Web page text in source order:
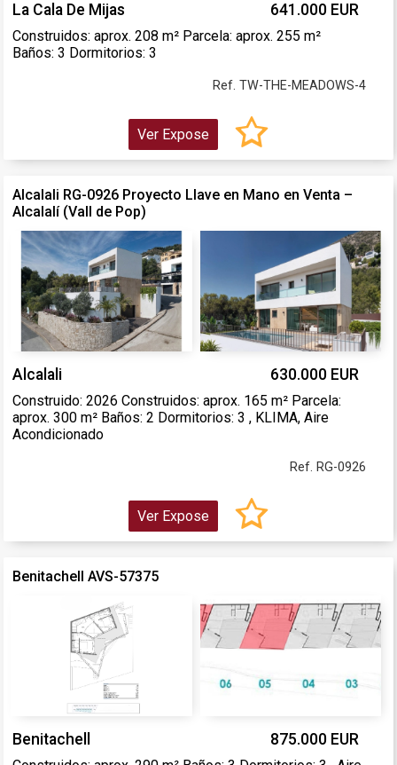
La Cala De Mijas 641.000 EUR
Construidos: aprox. 208 m² Parcela: aprox. 255 m²
Baños: 3 Dormitorios: 3
Ref. TW-THE-MEADOWS-4
Ver Expose
Alcalali RG-0926 Proyecto Llave en Mano en Venta –
Alcalalí (Vall de Pop)
Alcalali 630.000 EUR
Construido: 2026 Construidos: aprox. 165 m² Parcela:
aprox. 300 m² Baños: 2 Dormitorios: 3 , KLIMA, Aire
Acondicionado
Ref. RG-0926
Ver Expose
Benitachell AVS-57375
Benitachell 875.000 EUR